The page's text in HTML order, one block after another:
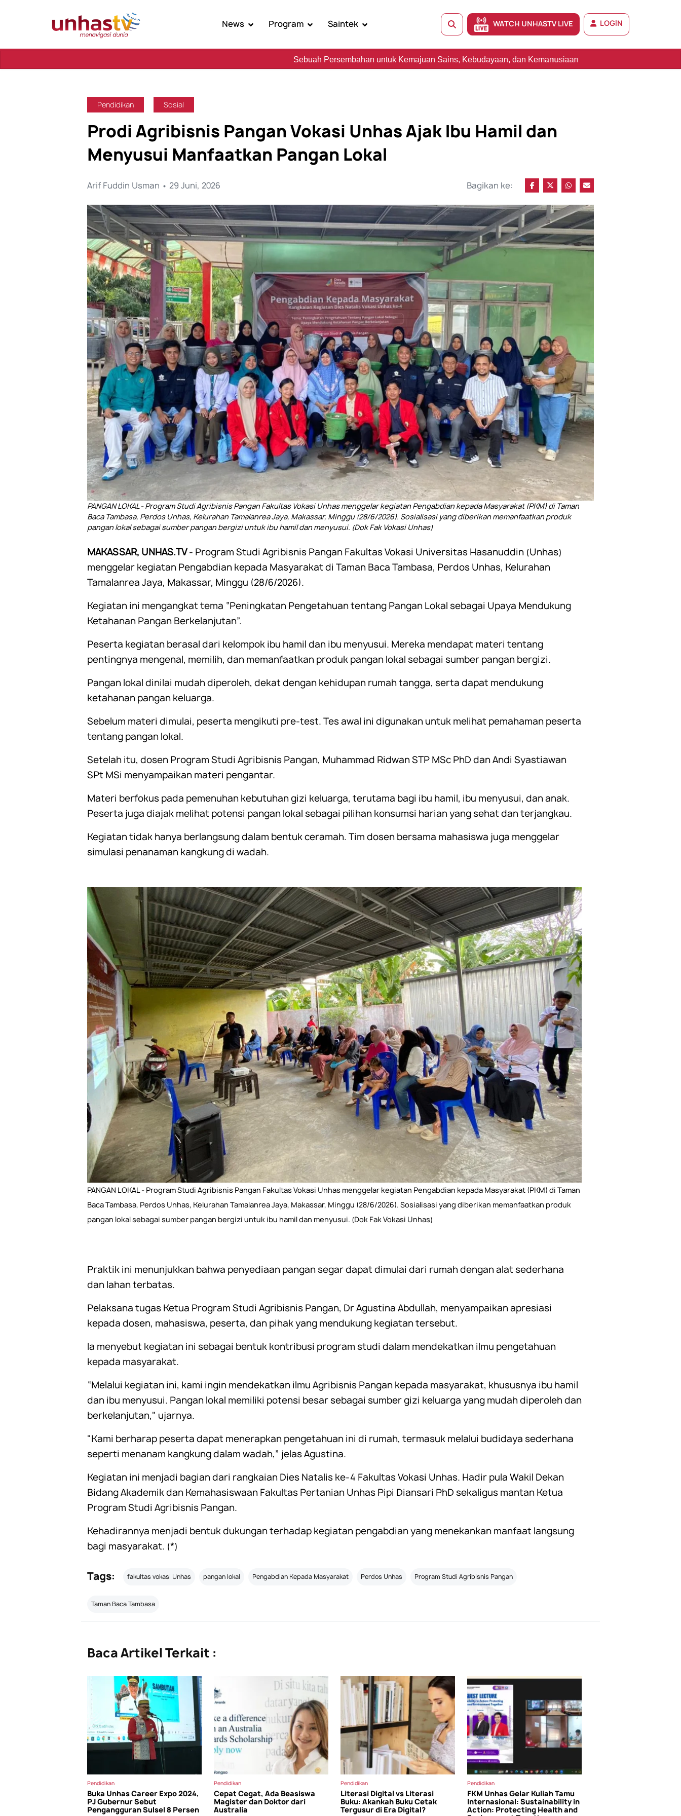
News Program Saintek WATCH UNHASTV LIVE LOGIN
Sebuah Persembahan untuk Kemajuan Sains, Kebudayaan, dan Kemanusiaan
Pendidikan Sosial
Prodi Agribisnis Pangan Vokasi Unhas Ajak Ibu Hamil dan
Menyusui Manfaatkan Pangan Lokal
Arif Fuddin Usman • 29 Juni, 2026 Bagikan ke:
PANGAN LOKAL - Program Studi Agribisnis Pangan Fakultas Vokasi Unhas menggelar kegiatan Pengabdian kepada Masyarakat (PKM) di Taman
Baca Tambasa, Perdos Unhas, Kelurahan Tamalanrea Jaya, Makassar, Minggu (28/6/2026). Sosialisasi yang diberikan memanfaatkan produk
pangan lokal sebagai sumber pangan bergizi untuk ibu hamil dan menyusui. (Dok Fak Vokasi Unhas)
MAKASSAR, UNHAS.TV- Program Studi Agribisnis Pangan Fakultas Vokasi Universitas Hasanuddin (Unhas)
menggelar kegiatan Pengabdian kepada Masyarakat di Taman Baca Tambasa, Perdos Unhas, Kelurahan
Tamalanrea Jaya, Makassar, Minggu (28/6/2026).
Kegiatan ini mengangkat tema “Peningkatan Pengetahuan tentang Pangan Lokal sebagai Upaya Mendukung
Ketahanan Pangan Berkelanjutan”.
Peserta kegiatan berasal dari kelompok ibu hamil dan ibu menyusui. Mereka mendapat materi tentang
pentingnya mengenal, memilih, dan memanfaatkan produk pangan lokal sebagai sumber pangan bergizi.
Pangan lokal dinilai mudah diperoleh, dekat dengan kehidupan rumah tangga, serta dapat mendukung
ketahanan pangan keluarga.
Sebelum materi dimulai, peserta mengikuti pre-test. Tes awal ini digunakan untuk melihat pemahaman peserta
tentang pangan lokal.
Setelah itu, dosen Program Studi Agribisnis Pangan, Muhammad Ridwan STP MSc PhD dan Andi Syastiawan
SPt MSi menyampaikan materi pengantar.
Materi berfokus pada pemenuhan kebutuhan gizi keluarga, terutama bagi ibu hamil, ibu menyusui, dan anak.
Peserta juga diajak melihat potensi pangan lokal sebagai pilihan konsumsi harian yang sehat dan terjangkau.
Kegiatan tidak hanya berlangsung dalam bentuk ceramah. Tim dosen bersama mahasiswa juga menggelar
simulasi penanaman kangkung di wadah.
PANGAN LOKAL - Program Studi Agribisnis Pangan Fakultas Vokasi Unhas menggelar kegiatan Pengabdian kepada Masyarakat (PKM) di Taman
Baca Tambasa, Perdos Unhas, Kelurahan Tamalanrea Jaya, Makassar, Minggu (28/6/2026). Sosialisasi yang diberikan memanfaatkan produk
pangan lokal sebagai sumber pangan bergizi untuk ibu hamil dan menyusui. (Dok Fak Vokasi Unhas)
Praktik ini menunjukkan bahwa penyediaan pangan segar dapat dimulai dari rumah dengan alat sederhana
dan lahan terbatas.
Pelaksana tugas Ketua Program Studi Agribisnis Pangan, Dr Agustina Abdullah, menyampaikan apresiasi
kepada dosen, mahasiswa, peserta, dan pihak yang mendukung kegiatan tersebut.
Ia menyebut kegiatan ini sebagai bentuk kontribusi program studi dalam mendekatkan ilmu pengetahuan
kepada masyarakat.
“Melalui kegiatan ini, kami ingin mendekatkan ilmu Agribisnis Pangan kepada masyarakat, khususnya ibu hamil
dan ibu menyusui. Pangan lokal memiliki potensi besar sebagai sumber gizi keluarga yang mudah diperoleh dan
berkelanjutan," ujarnya.
"Kami berharap peserta dapat menerapkan pengetahuan ini di rumah, termasuk melalui budidaya sederhana
seperti menanam kangkung dalam wadah,” jelas Agustina.
Kegiatan ini menjadi bagian dari rangkaian Dies Natalis ke-4 Fakultas Vokasi Unhas. Hadir pula Wakil Dekan
Bidang Akademik dan Kemahasiswaan Fakultas Pertanian Unhas Pipi Diansari PhD sekaligus mantan Ketua
Program Studi Agribisnis Pangan.
Kehadirannya menjadi bentuk dukungan terhadap kegiatan pengabdian yang menekankan manfaat langsung
bagi masyarakat. (*)
Tags: fakultas vokasi Unhas pangan lokal Pengabdian Kepada Masyarakat Perdos Unhas Program Studi Agribisnis Pangan
Taman Baca Tambasa
Baca Artikel Terkait :
Pendidikan
Buka Unhas Career Expo 2024,
PJ Gubernur Sebut
Pengangguran Sulsel 8 Persen
Pendidikan
Cepat Cegat, Ada Beasiswa
Magister dan Doktor dari
Australia
Pendidikan
Literasi Digital vs Literasi
Buku: Akankah Buku Cetak
Tergusur di Era Digital?
Pendidikan
FKM Unhas Gelar Kuliah Tamu
Internasional: Sustainability in
Action: Protecting Health and